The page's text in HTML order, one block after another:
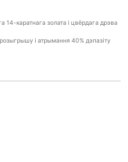
14-каратнага золата і цвёрдага дрэва
і атрымання 40% дэпазіту